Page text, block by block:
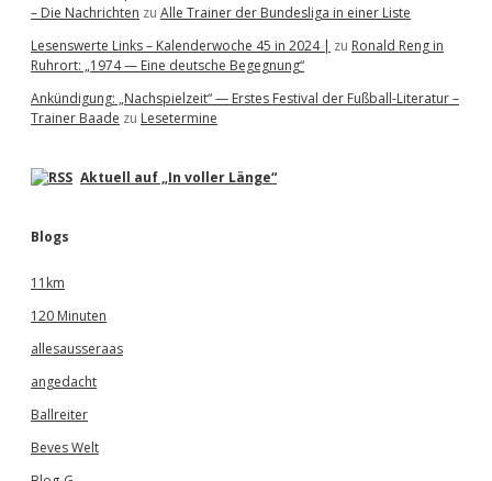
– Die Nachrichten zu Alle Trainer der Bundesliga in einer Liste
Lesenswerte Links – Kalenderwoche 45 in 2024 | zu Ronald Reng in
Ruhrort: „1974 — Eine deutsche Begegnung“
Ankündigung: „Nachspielzeit“ — Erstes Festival der Fußball-Literatur –
Trainer Baade zu Lesetermine
Aktuell auf „In voller Länge“
Blogs
11km
120 Minuten
allesausseraas
angedacht
Ballreiter
Beves Welt